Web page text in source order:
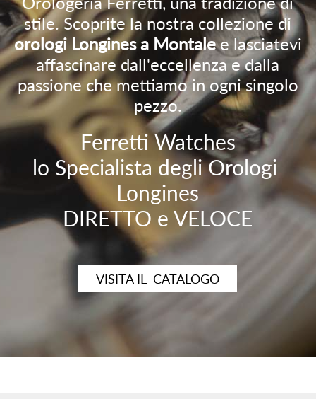
stile. Scoprite la nostra collezione di
orologi Longines a Montalee lasciatevi
affascinare dall'eccellenza e dalla
passione che mettiamo in ogni singolo
pezzo.
Ferretti Watches
lo Specialista degli Orologi
Longines
DIRETTO e VELOCE
VISITA IL CATALOGO